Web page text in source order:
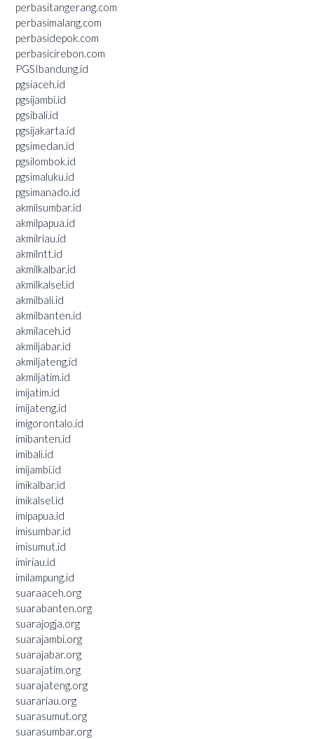
perbasitangerang.com
perbasimalang.com
perbasidepok.com
perbasicirebon.com
PGSIbandung.id
pgsiaceh.id
pgsijambi.id
pgsibali.id
pgsijakarta.id
pgsimedan.id
pgsilombok.id
pgsimaluku.id
pgsimanado.id
akmilsumbar.id
akmilpapua.id
akmilriau.id
akmilntt.id
akmilkalbar.id
akmilkalsel.id
akmilbali.id
akmilbanten.id
akmilaceh.id
akmiljabar.id
akmiljateng.id
akmiljatim.id
imijatim.id
imijateng.id
imigorontalo.id
imibanten.id
imibali.id
imijambi.id
imikalbar.id
imikalsel.id
imipapua.id
imisumbar.id
imisumut.id
imiriau.id
imilampung.id
suaraaceh.org
suarabanten.org
suarajogja.org
suarajambi.org
suarajabar.org
suarajatim.org
suarajateng.org
suarariau.org
suarasumut.org
suarasumbar.org